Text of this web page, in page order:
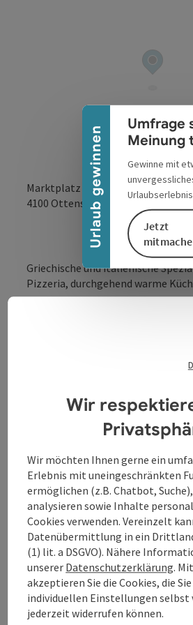
Urlaub gewinnen
Banner einklappen
Umfrage
Meinung
Gewinne mit
Jetzt
Marktplatz 25
4100 Ottensheim
Griechische und italienische
Pizzeria, durchgehend warme
Öffnungszeiten
Ausstattung
Anreise/Lage
Barrierefreiheit
Wir
Wir möchten Ihnen gerne ein
Erlebnis mit uneingeschränkten
ermöglichen (z.B. Chatbot,
analysieren sowie Inhalte
Cookies verwenden. Vereinzelt
Datenübermittlung in ein
(1) lit. a DSGVO). Nähere
unserer Datenschutzerklärung.
akzeptieren Sie die Cookies, die
individuellen Einstellungen selbst
jederzeit widerrufen können.